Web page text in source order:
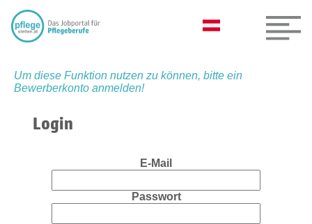
Um diese Funktion nutzen zu können, bitte ein
Bewerberkonto anmelden!
Login
E-Mail
Passwort